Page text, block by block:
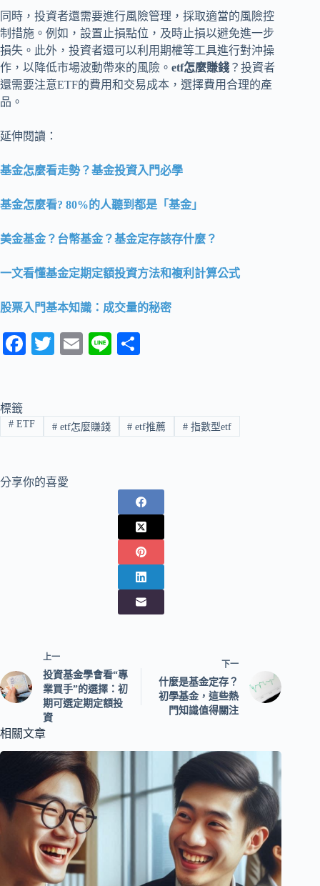
同時，投資者還需要進行風險管理，採取適當的風險控
制措施。例如，設置止損點位，及時止損以避免進一步
損失。此外，投資者還可以利用期權等工具進行對沖操
作，以降低市場波動帶來的風險。 etf怎麼賺錢 ？投資者
還需要注意ETF的費用和交易成本，選擇費用合理的產
品。
延伸閱讀：
基金怎麼看走勢？基金投資入門必學
基金怎麼看? 80%的人聽到都是「基金」
美金基金？台幣基金？基金定存該存什麼？
一文看懂基金定期定額投資方法和複利計算公式
股票入門基本知識：成交量的秘密
Fa
ok
T
r
E
Li
標籤
#ETF #etf怎麼賺錢 # etf推薦 # 指數型etf
分享你的喜愛
上一
投資基金學會看“專
業買手”的選擇：初
期可選定期定額投
資
下一
什麼是基金定存？
初學基金，這些熱
門知識值得關注
相關文章